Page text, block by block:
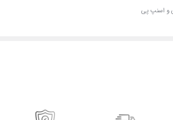
و اسنپ پی